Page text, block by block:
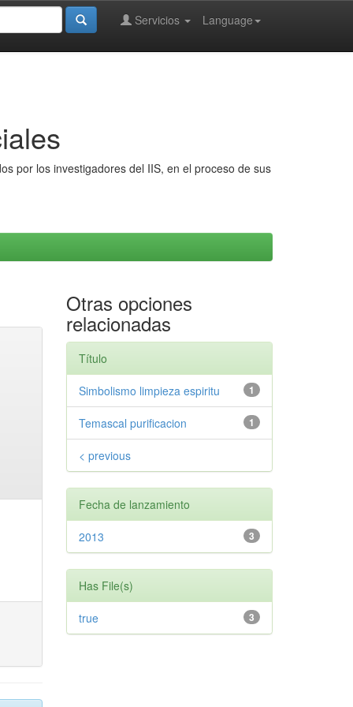
Language
Servicios
por los investigadores del IIS, en el proceso de sus
Otras opciones
relacionadas
Título
1
Simbolismo limpieza espiritu
1
Temascal purificacion
< previous
Fecha de lanzamiento
3
2013
Has File(s)
3
true